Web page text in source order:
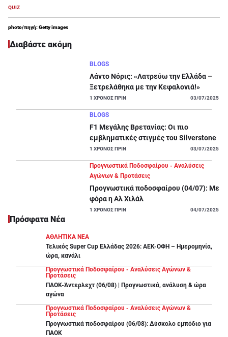
QUIZ
photo/πηγή: Getty images
Διαβάστε ακόμη
BLOGS
Λάντο Νόρις: «Λατρεύω την Ελλάδα –
Ξετρελάθηκα με την Κεφαλονιά!»
1 ΧΡΟΝΟΣ ΠΡΙΝ 03/07/2025
BLOGS
F1 Μεγάλης Βρετανίας: Οι πιο
εμβληματικές στιγμές του Silverstone
1 ΧΡΟΝΟΣ ΠΡΙΝ 03/07/2025
Προγνωστικά Ποδοσφαίρου - Αναλύσεις
Αγώνων & Προτάσεις
Προγνωστικά ποδοσφαίρου (04/07): Με
φόρα η Αλ Χιλάλ
1 ΧΡΟΝΟΣ ΠΡΙΝ 04/07/2025
Πρόσφατα Νέα
ΑΘΛΗΤΙΚΑ ΝΕΑ
Τελικός Super Cup Ελλάδας 2026: ΑΕΚ-ΟΦΗ – Ημερομηνία,
ώρα, κανάλι
Προγνωστικά Ποδοσφαίρου - Αναλύσεις Αγώνων &
Προτάσεις
ΠΑΟΚ-Άντερλεχτ (06/08) | Προγνωστικά, ανάλυση & ώρα
αγώνα
Προγνωστικά Ποδοσφαίρου - Αναλύσεις Αγώνων &
Προτάσεις
Προγνωστικά ποδοσφαίρου (06/08): Δύσκολο εμπόδιο για
ΠΑΟΚ